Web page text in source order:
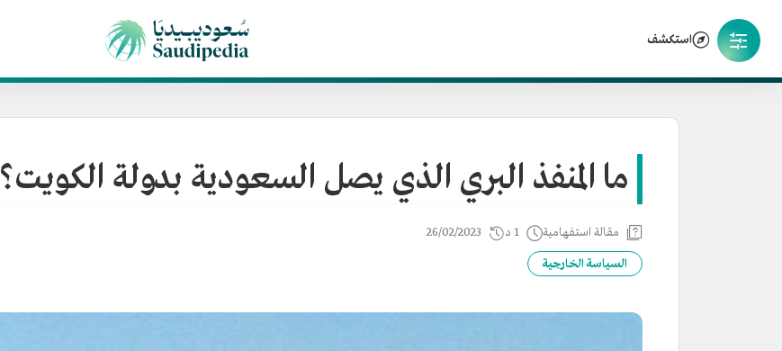
استكشف
ما المنفذ البري الذي يصل السعودية بدولة الكويت؟
مقالة استفهامية 1 د 26/02/2023
السياسة الخارجية